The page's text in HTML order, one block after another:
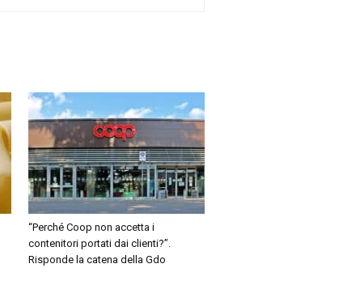
“Perché Coop non accetta i
contenitori portati dai clienti?”.
Risponde la catena della Gdo